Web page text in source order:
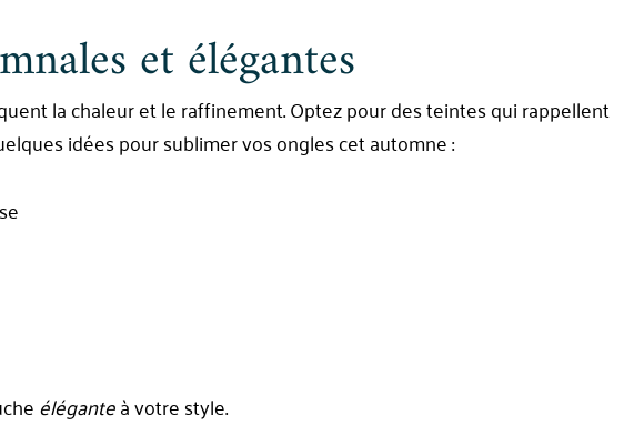
et élégantes
la chaleur et le raffinement. Optez pour des teintes qui rappellent
idées pour sublimer vos ongles cet automne :
éléganteà votre style.